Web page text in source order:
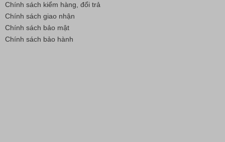
Chính sách kiểm hàng, đổi trả
Chính sách giao nhận
Chính sách bảo mật
Chính sách bảo hành